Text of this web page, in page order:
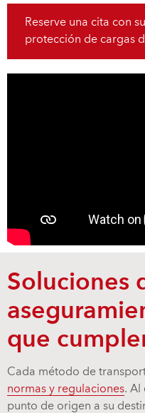
Reserve una cita con
protección de cargas
Soluciones
que
Cada método de
normas y regulaciones. Al
punto de origen a su